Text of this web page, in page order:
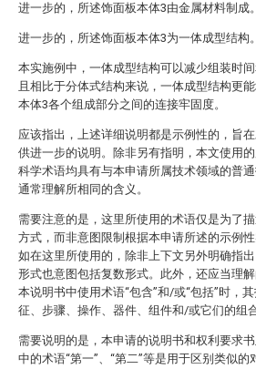
进一步的，所述饰面板本体3由金属材料制成。
进一步的，所述饰面板本体3为一体成型结构。
本实施例中，一体成型结构可以减少组装时
且相比于分体式结构来说，一体成型结构更
本体3各个组成部分之间的连接牢固度。
应该指出，上述详细说明都是示例性的，旨
供进一步的说明。除非另有指明，本文使用
科学术语均具有与本申请所属技术领域的普
通常理解所相同的含义。
需要注意的是，这里所使用的术语仅是为了
方式，而非意图限制根据本申请所述的示例性
如在这里所使用的，除非上下文另外明确指
形式也意图包括复数形式。此外，还应当理
本说明书中使用术语“包含”和/或“包括”时，
征、步骤、操作、器件、组件和/或它们的组合
需要说明的是，本申请的说明书和权利要求
中的术语“第一”、“第二”等是用于区别类似的